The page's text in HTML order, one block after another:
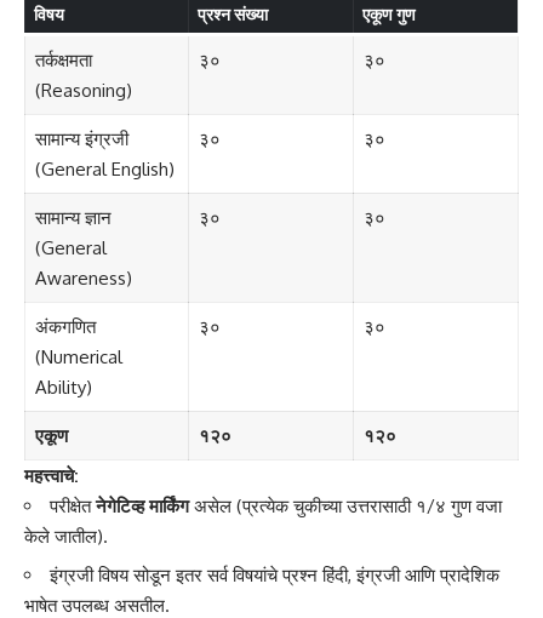
विषय प्रश्न संख्या एकूण गुण
तर्कक्षमता
(Reasoning)
३० ३०
सामान्य इंग्रजी
(General English)
३० ३०
सामान्य ज्ञान
(General
Awareness)
३० ३०
अंकगणित
(Numerical
Ability)
३० ३०
एकूण १२०
१२०
महत्त्वाचे:
परीक्षेतनेगेटिव्ह मार्किंगअसेल (प्रत्येक चुकीच्या उत्तरासाठी १/४ गुण वजा
केले जातील).
इंग्रजी विषय सोडून इतर सर्व विषयांचे प्रश्न हिंदी, इंग्रजी आणि प्रादेशिक
भाषेत उपलब्ध असतील.